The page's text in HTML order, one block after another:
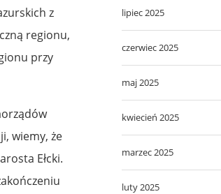
z
regionu,
przy
wiemy, że
Ełcki.
lipiec 2025
czerwiec 2025
maj 2025
kwiecień 2025
marzec 2025
luty 2025